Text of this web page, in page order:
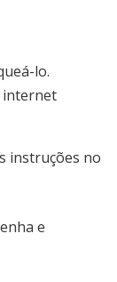
lo.
internet
instruções no
e